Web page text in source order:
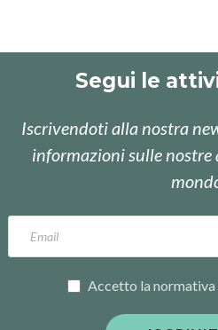
Segui le
Iscrivendoti alla nostra
informazioni sulle
Accetto la normativa